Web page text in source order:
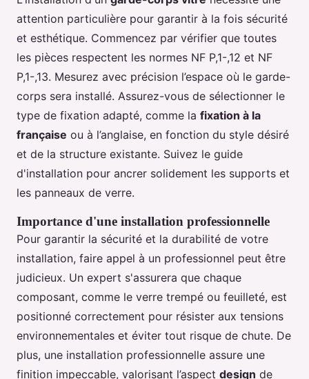
attention particulière pour garantir à la fois sécurité
et esthétique. Commencez par vérifier que toutes
les pièces respectent les normes NF P,1-,12 et NF
P,1-,13. Mesurez avec précision l’espace où le garde-
corps sera installé. Assurez-vous de sélectionner le
type de fixation adapté, comme la fixation à la
française ou à l’anglaise, en fonction du style désiré
et de la structure existante. Suivez le guide
d'installation pour ancrer solidement les supports et
les panneaux de verre.
Importance d'une installation professionnelle
Pour garantir la sécurité et la durabilité de votre
installation, faire appel à un professionnel peut être
judicieux. Un expert s'assurera que chaque
composant, comme le verre trempé ou feuilleté, est
positionné correctement pour résister aux tensions
environnementales et éviter tout risque de chute. De
plus, une installation professionnelle assure une
finition impeccable, valorisant l’aspect design de